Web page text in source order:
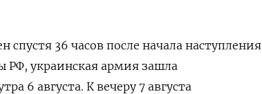
36 часов после начала наступления
украинская армия зашла
6 августа. К вечеру 7 августа